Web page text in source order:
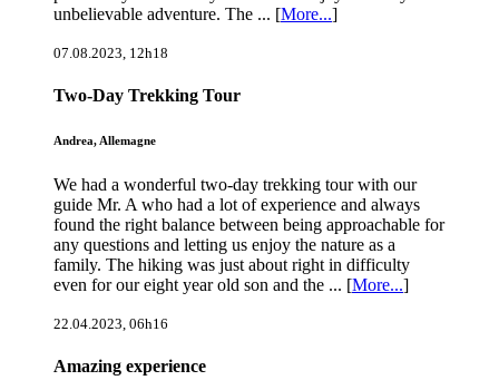
unbelievable adventure. The ... [More...]
07.08.2023, 12h18
Two-Day Trekking Tour
Andrea, Allemagne
We had a wonderful two-day trekking tour with our
guide Mr. A who had a lot of experience and always
found the right balance between being approachable for
any questions and letting us enjoy the nature as a
family. The hiking was just about right in difficulty
even for our eight year old son and the ... [More...]
22.04.2023, 06h16
Amazing experience